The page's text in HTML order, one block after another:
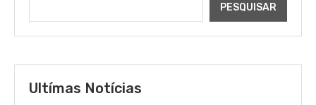
PESQUISAR
Ultímas Notícias